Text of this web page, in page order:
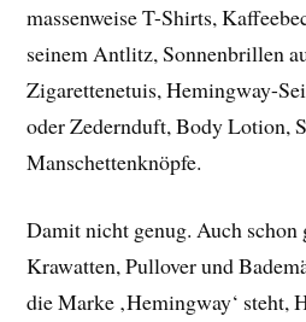
massenweise T-Shirts,
seinem Antlitz, Sonnenbrillen
Zigarettenetuis, Hemingway-
oder Zedernduft, Body Lotion,
Manschettenknöpfe.
Damit nicht genug. Auch schon
Krawatten, Pullover und
die Marke ‚Hemingway‘ steht,